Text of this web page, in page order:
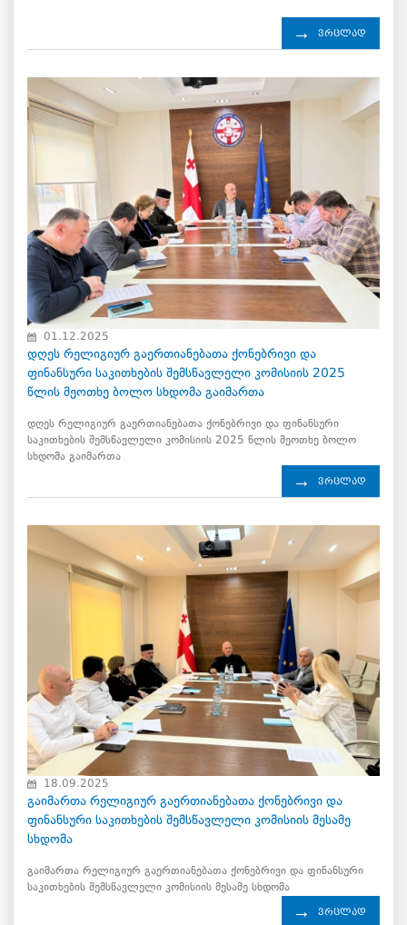
ვრცლად
01.12.2025
დღეს რელიგიურ გაერთიანებათა ქონებრივი და
ფინანსური საკითხების შემსწავლელი კომისიის 2025
წლის მეოთხე ბოლო სხდომა გაიმართა
დღეს რელიგიურ გაერთიანებათა ქონებრივი და ფინანსური
საკითხების შემსწავლელი კომისიის 2025 წლის მეოთხე ბოლო
სხდომა გაიმართა
ვრცლად
18.09.2025
გაიმართა რელიგიურ გაერთიანებათა ქონებრივი და
ფინანსური საკითხების შემსწავლელი კომისიის მესამე
სხდომა
გაიმართა რელიგიურ გაერთიანებათა ქონებრივი და ფინანსური
საკითხების შემსწავლელი კომისიის მესამე სხდომა
ვრცლად